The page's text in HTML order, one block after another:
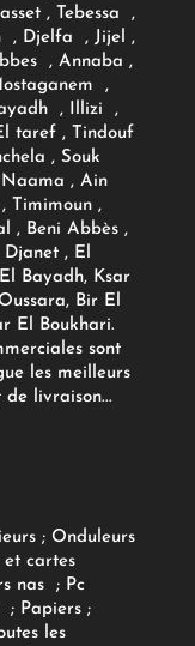
, Tebessa ,
, Djelfa , Jijel ,
, Annaba ,
,
, Illizi ,
taref , Tindouf
, Souk
, Ain
Timimoun ,
, Beni Abbès ,
, El
Bayadh, Ksar
Bir El
El Boukhari.
sont
les meilleurs
livraison...
; Onduleurs
et cartes
nas ; Pc
; Papiers;
les